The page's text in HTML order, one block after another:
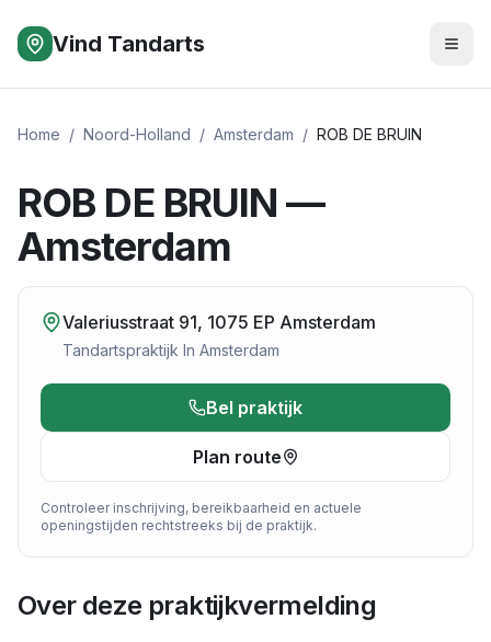
Vind Tandarts
Home / Noord-Holland / Amsterdam / ROB DE BRUIN
ROB DE BRUIN —
Amsterdam
Valeriusstraat 91, 1075 EP Amsterdam
Tandartspraktijk In Amsterdam
Bel praktijk
Plan route
Controleer inschrijving, bereikbaarheid en actuele
openingstijden rechtstreeks bij de praktijk.
Over deze praktijkvermelding